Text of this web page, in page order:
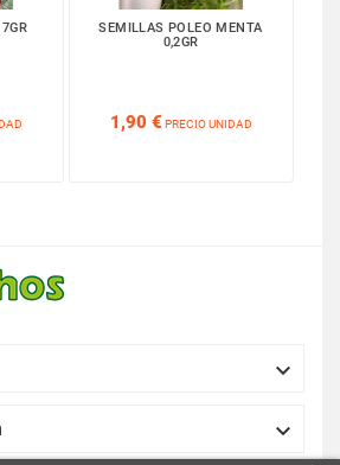
SEMILLAS POLEO MENTA
0,2GR
1,90 € PRECIO UNIDAD

